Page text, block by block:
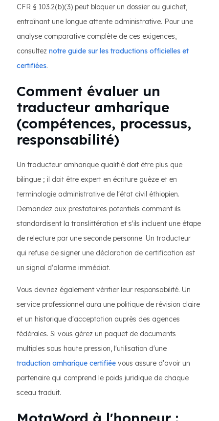
CFR § 103.2(b)(3) peut bloquer un dossier au guichet,
entraînant une longue attente administrative. Pour une
analyse comparative complète de ces exigences,
consultez notre guide sur les traductions officielles et
certifiées.
Comment évaluer un
traducteur amharique
(compétences, processus,
responsabilité)
Un traducteur amharique qualifié doit être plus que
bilingue ; il doit être expert en écriture guèze et en
terminologie administrative de l'état civil éthiopien.
Demandez aux prestataires potentiels comment ils
standardisent la translittération et s'ils incluent une étape
de relecture par une seconde personne. Un traducteur
qui refuse de signer une déclaration de certification est
un signal d'alarme immédiat.
Vous devriez également vérifier leur responsabilité. Un
service professionnel aura une politique de révision claire
et un historique d'acceptation auprès des agences
fédérales. Si vous gérez un paquet de documents
multiples sous haute pression, l'utilisation d'une
traduction amharique certifiée vous assure d'avoir un
partenaire qui comprend le poids juridique de chaque
sceau traduit.